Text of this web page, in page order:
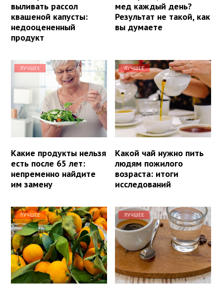
выливать рассол
квашеной капусты:
недооцененный
продукт
мед каждый день?
Результат не такой, как
вы думаете
ЛУЧШЕЕ
Какие продукты нельзя
есть после 65 лет:
непременно найдите
им замену
ЛУЧШЕЕ
Какой чай нужно пить
людям пожилого
возраста: итоги
исследований
ЛУЧШЕЕ ЛУЧШЕЕ